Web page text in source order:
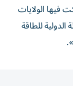
فيها الولايات
الدولية للطاقة